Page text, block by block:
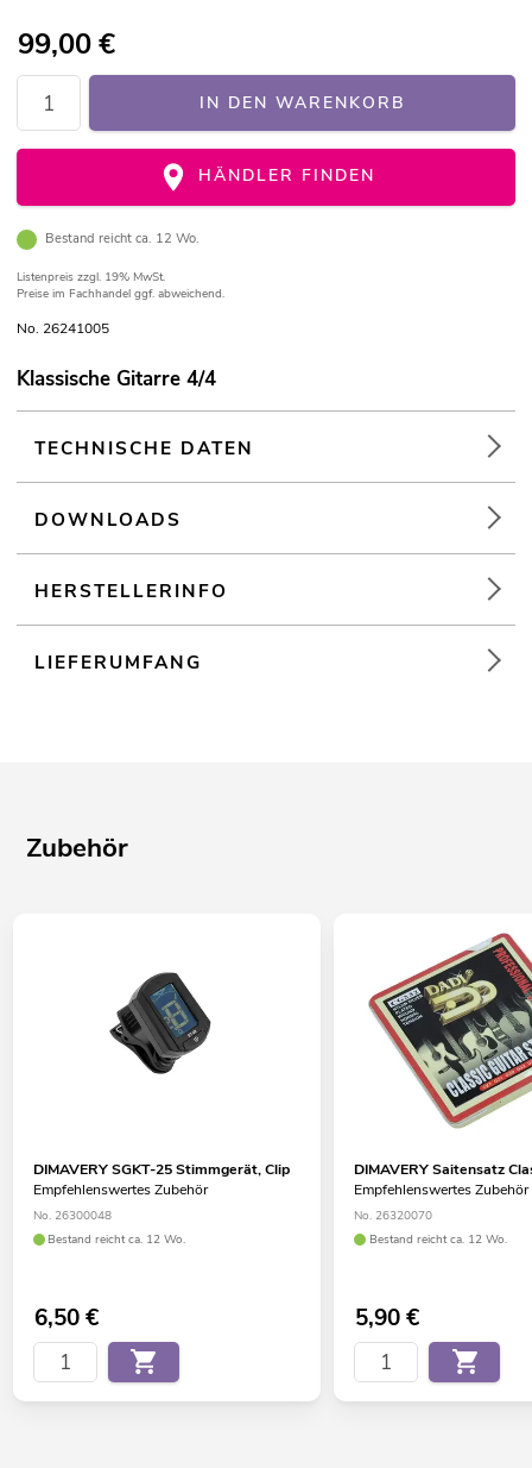
99,00€
IN DEN WARENKORB
HÄNDLER FINDEN
Bestand reicht ca. 12 Wo.
Listenpreis zzgl. 19% MwSt.
Preise im Fachhandel ggf. abweichend.
No. 26241005
Klassische Gitarre 4/4
TECHNISCHE DATEN
DOWNLOADS
HERSTELLERINFO
LIEFERUMFANG
Zubehör
DIMAVERY SGKT-25 Stimmgerät, Clip
Empfehlenswertes Zubehör
No. 26300048
Bestand reicht ca. 12 Wo.
6,50€
DIMAVERY Saitensatz
Empfehlenswertes Zubehör
No. 26320070
Bestand reicht ca. 12 Wo.
5,90€